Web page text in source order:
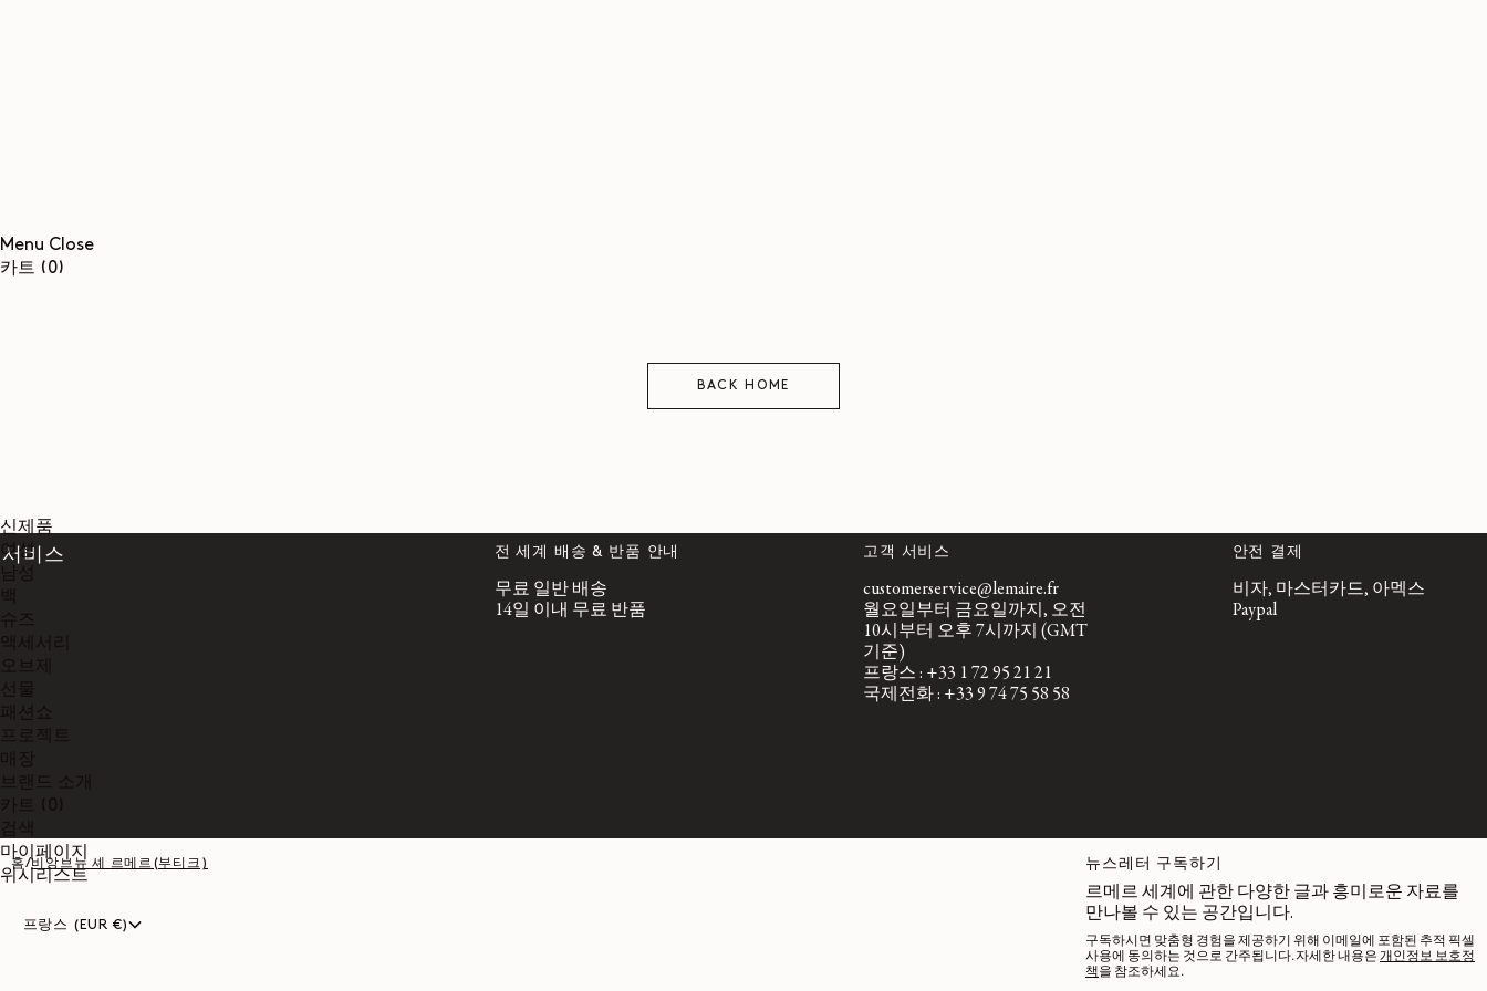
Menu Close
카트 (0)
신제품
여성
남성
슈즈
액세서리
오브제
패션쇼
프로젝트
카트
마이페이지
위시리스트
프랑스 (EUR €)
BACK HOME
서비스 전 세계 배송 & 반품 안내
무료 일반 배송
14일 이내 무료 반품
고객 서비스
customerservice@lemaire.fr
월요일부터 금요일까지, 오전
10시부터 오후 7시까지 (GMT
기준)
프랑스 : +33 1 72 95 21 21
국제전화 : +33 9 74 75 58 58
안전 결제
비자, 마스터카드, 아멕스
Paypal
홈/비앙브뉴 셰 르메르(부티크) 뉴스레터 구독하기
르메르 세계에 관한 다양한 글과 흥미로운 자료를
만나볼 수 있는 공간입니다.
구독하시면 맞춤형 경험을 제공하기 위해 이메일에 포함된 추적 픽셀
사용에 동의하는 것으로 간주됩니다. 자세한 내용은 개인정보 보호정
책을 참조하세요.